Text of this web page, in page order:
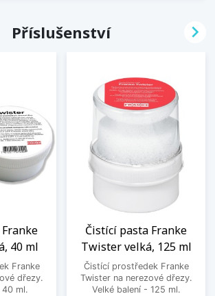
Příslušenství
40 ml
Franke
dřezy.
ml.
Čistící pasta Franke
Twister velká, 125 ml
Čistící prostředek Franke
Twister na nerezové dřezy.
Velké balení - 125 ml.
